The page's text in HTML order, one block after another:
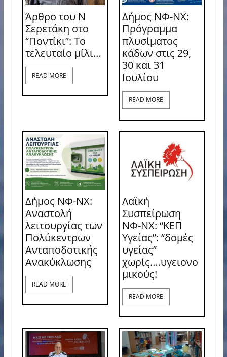
Άρθρο του Ν
Σερετάκη στο
“Ποντίκι”: Το
τελευταίο μίλι…
READ MORE
Δήμος ΝΦ-ΝΧ:
Πρόγραμμα
πλυσίματος
κάδων στις 29,
30 και 31
Ιουλίου
READ MORE
Δήμος ΝΦ-ΝΧ:
Αναστολή
λειτουργίας των
Πολύκεντρων
Ανταποδοτικής
Ανακύκλωσης
READ MORE
Λαϊκή
Συσπείρωση
ΝΦ-ΝΧ: “ΚΕΠ
Υγείας”: “δομές
υγείας”
χωρίς….υγειονο
μικούς!
READ MORE